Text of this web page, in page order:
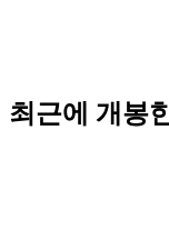
최근에 개봉